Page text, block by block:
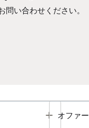
問い合わせください。
Toggle
オファー